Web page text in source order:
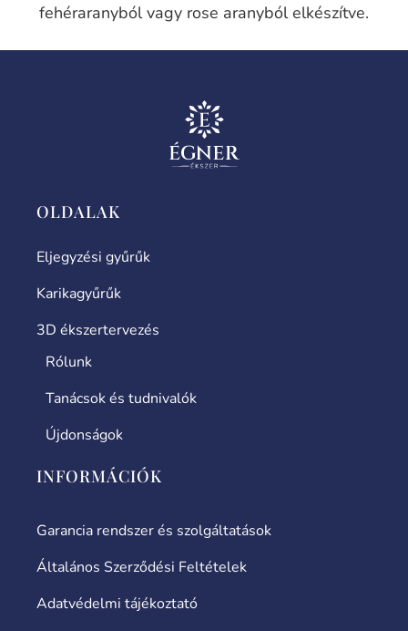
fehéraranyból vagy rose aranyból elkészítve.
OLDALAK
Eljegyzési gyűrűk
Karikagyűrűk
3D ékszertervezés
Rólunk
Tanácsok és tudnivalók
Újdonságok
INFORMÁCIÓK
Garancia rendszer és szolgáltatások
Általános Szerződési Feltételek
Adatvédelmi tájékoztató